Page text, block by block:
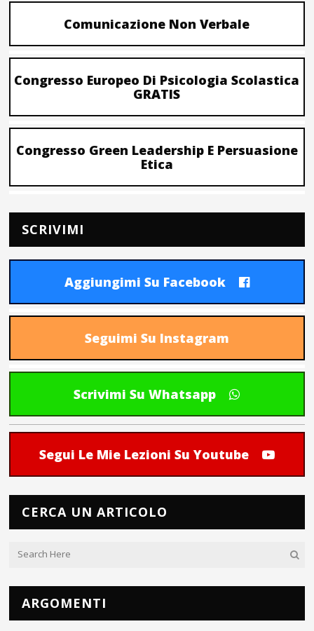
Comunicazione Non Verbale
Congresso Europeo Di Psicologia Scolastica
GRATIS
Congresso Green Leadership E Persuasione
Etica
SCRIVIMI
Aggiungimi Su Facebook
Seguimi Su Instagram
Scrivimi Su Whatsapp
Segui Le Mie Lezioni Su Youtube
CERCA UN ARTICOLO
ARGOMENTI